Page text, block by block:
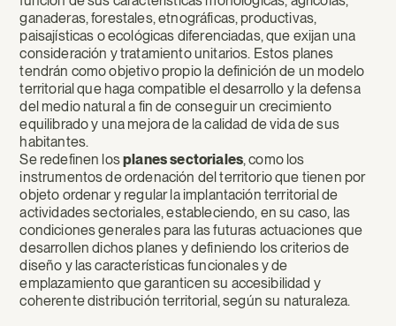
ganaderas, forestales, etnográficas, productivas,
paisajísticas o ecológicas diferenciadas, que exijan una
consideración y tratamiento unitarios. Estos planes
tendrán como objetivo propio la definición de un modelo
territorial que haga compatible el desarrollo y la defensa
del medio natural a fin de conseguir un crecimiento
equilibrado y una mejora de la calidad de vida de sus
habitantes.
Se redefinen losplanes sectoriales, como los
instrumentos de ordenación del territorio que tienen por
objeto ordenar y regular la implantación territorial de
actividades sectoriales, estableciendo, en su caso, las
condiciones generales para las futuras actuaciones que
desarrollen dichos planes y definiendo los criterios de
diseño y las características funcionales y de
emplazamiento que garanticen su accesibilidad y
coherente distribución territorial, según su naturaleza.